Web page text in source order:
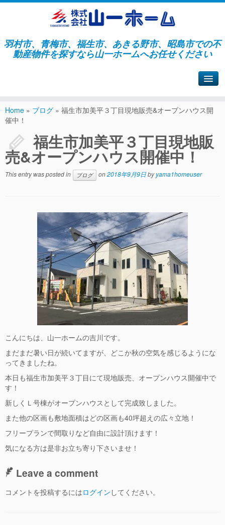
羽村市、青梅市、福生市、あきる野市、昭島市での不
動産物件を探すなら山一ホームへお任せください
Home » ブログ » 福生市加美平３丁目現地販売&オープンハウス開
催中！
福生市加美平３丁目現地販
売&オープンハウス開催中！
This entry was posted in ブログ on2018年9月9日byyama1homeuser
こんにちは、山一ホームの吉川です。
まだまだ暑い日が続いてますが、どこか秋の空気を感じるようにな
ってきましたね。
本日も福生市加美平３丁目にて現地販売、オープンハウス開催中で
す！
新しくＬ号棟がオープンハウスとして完成致しました。
また他の区画も敷地面積はどの区画も40坪超えの広々立地！
フリープランで間取りなど自由に設計頂けます！
気になる方は是非お立ち寄り下さいませ！
Leave a comment
コメントを投稿するにはログイン してください。